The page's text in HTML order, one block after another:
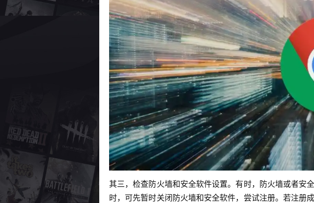
其三，检查防火墙和安全软件设置。有时，防火墙或者安
时，可先暂时关闭防火墙和安全软件，尝试注册。若注册